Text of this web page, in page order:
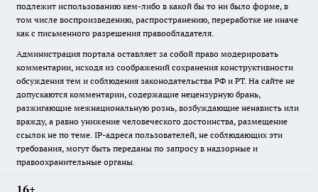
подлежит использованию кем-либо в какой бы то ни было форме, в
том числе воспроизведению, распространению, переработке не иначе
как с письменного разрешения правообладателя.
Администрация портала оставляет за собой право модерировать
комментарии, исходя из соображений сохранения конструктивности
обсуждения тем и соблюдения законодательства РФ и РТ. На сайте не
допускаются комментарии, содержащие нецензурную брань,
разжигающие межнациональную рознь, возбуждающие ненависть или
вражду, а равно унижение человеческого достоинства, размещение
ссылок не по теме. IP-адреса пользователей, не соблюдающих эти
требования, могут быть переданы по запросу в надзорные и
правоохранительные органы.
16+